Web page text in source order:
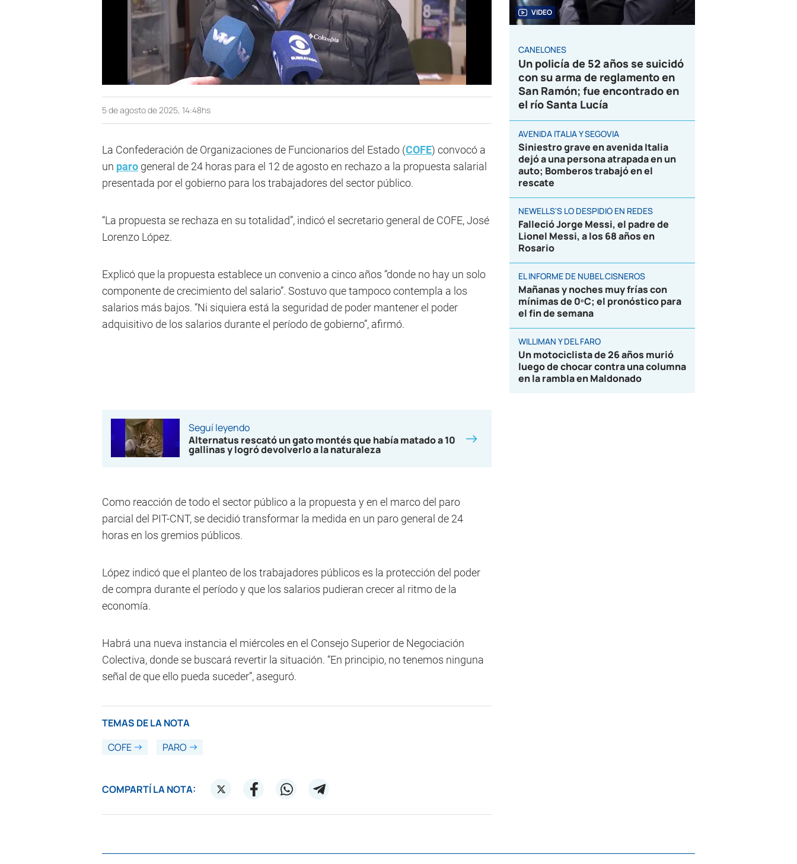
Video
5 de agosto de 2025, 14:48hs
La Confederación de Organizaciones de Funcionarios del Estado (COFE) convocó a
un paro general de 24 horas para el 12 de agosto en rechazo a la propuesta salarial
presentada por el gobierno para los trabajadores del sector público.
“La propuesta se rechaza en su totalidad”, indicó el secretario general de COFE, José
Lorenzo López.
Explicó que la propuesta establece un convenio a cinco años “donde no hay un solo
componente de crecimiento del salario”. Sostuvo que tampoco contempla a los
salarios más bajos. “Ni siquiera está la seguridad de poder mantener el poder
adquisitivo de los salarios durante el período de gobierno”, afirmó.
Seguí leyendo
Alternatus rescató un gato montés que había matado a 10
gallinas y logró devolverlo a la naturaleza
Como reacción de todo el sector público a la propuesta y en el marco del paro
parcial del PIT-CNT, se decidió transformar la medida en un paro general de 24
horas en los gremios públicos.
López indicó que el planteo de los trabajadores públicos es la protección del poder
de compra durante el período y que los salarios pudieran crecer al ritmo de la
economía.
Habrá una nueva instancia el miércoles en el Consejo Superior de Negociación
Colectiva, donde se buscará revertir la situación. “En principio, no tenemos ninguna
señal de que ello pueda suceder”, aseguró.
TEMAS DE LA NOTA
COFE
PARO
COMPARTÍ LA NOTA:
VIDEO
CANELONES
Un policía de 52 años se suicidó
con su arma de reglamento en
San Ramón; fue encontrado en
el río Santa Lucía
AVENIDA ITALIA Y SEGOVIA
Siniestro grave en avenida Italia
dejó a una persona atrapada en un
auto; Bomberos trabajó en el
rescate
NEWELLS'S LO DESPIDIÓ EN REDES
Falleció Jorge Messi, el padre de
Lionel Messi, a los 68 años en
Rosario
EL INFORME DE NUBEL CISNEROS
Mañanas y noches muy frías con
mínimas de 0ºC; el pronóstico para
el fin de semana
WILLIMAN Y DEL FARO
Un motociclista de 26 años murió
luego de chocar contra una columna
en la rambla en Maldonado